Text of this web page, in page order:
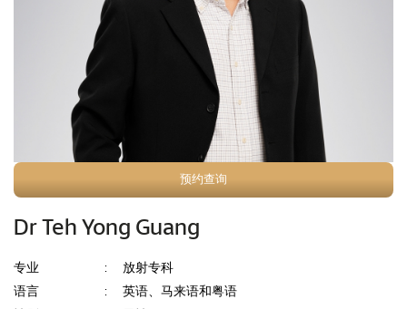
预约查询
Dr Teh Yong Guang
专业 :
放射专科
语言
:
英语、马来语和粤语